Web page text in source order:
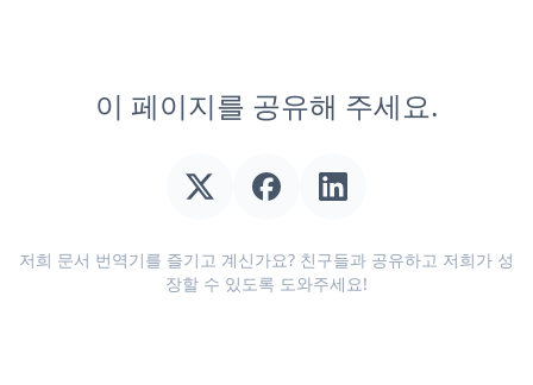
이 페이지를 공유해 주세요.
저희 문서 번역기를 즐기고 계신가요? 친구들과 공유하고 저희가 성
장할 수 있도록 도와주세요!